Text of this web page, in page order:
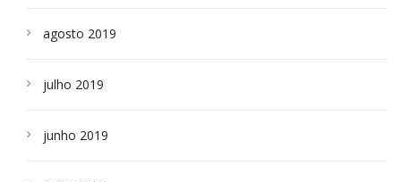
agosto 2019
julho 2019
junho 2019